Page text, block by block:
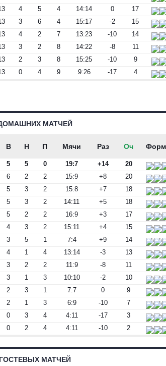
4 5 4 14:14 0
17
3 6 4 15:17 -2
15
4 2 7 13:23 -10
14
3 2 8 14:22 -8
11
2 3 8 15:25 -10
9
0 4 9 9:26 -17 4
МАТЧЕЙ
В Н П Мячи Раз Оч
5 5 0 19:7 +14
20
6 2 2 15:9 +8
20
5 3 2 15:8 +7
18
5 3 2 14:11 +5
18
5 2 2 16:9 +3
17
4 3 2 15:11 +4
15
3 5 1 7:4 +9
14
4 1 4 13:14 -3
13
3 2 2 11:9 -8
11
3 1 3 10:10 -2
10
2 3 1 7:7 0
9
2 1 3 6:9 -10
7
0 3 4 4:11 -17
3
0 2 4 4:11 -10 2
МАТЧЕЙ